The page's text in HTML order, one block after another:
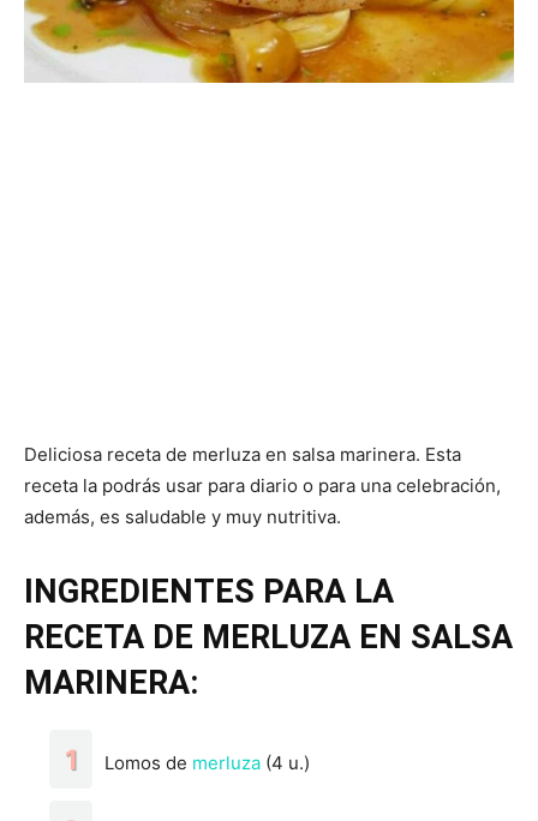
Deliciosa receta de merluza en salsa marinera. Esta
receta la podrás usar para diario o para una celebración,
además, es saludable y muy nutritiva.
INGREDIENTES PARA LA
RECETA DE MERLUZA EN SALSA
MARINERA:
Lomos de merluza (4 u.)